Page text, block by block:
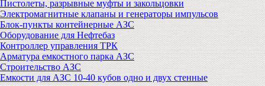
Пистолеты, разрывные муфты и закольцовки
Электромагнитные клапаны и генераторы импульсов
Блок-пункты контейнерные АЗС
Оборудование для Нефтебаз
Контроллер управления ТРК
Арматура емкостного парка АЗС
Строительство АЗС
Емкости для АЗС 10-40 кубов одно и двух стенные